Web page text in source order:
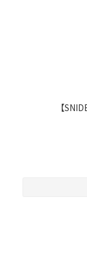
【